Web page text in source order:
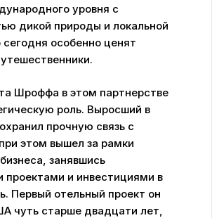
уровня с
дикой природы и локальной
сегодня особенно ценят
Шроффа в этом партнерстве
роль. Выросший в
прочную связь с
этом вышел за рамки
занявшись
проектами и инвестициями в
Первый отельный проект он
чуть старше двадцати лет,